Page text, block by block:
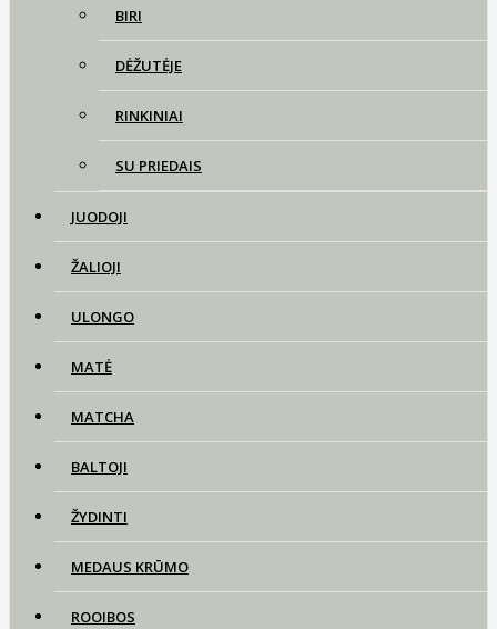
BIRI
DĖŽUTĖJE
RINKINIAI
SU PRIEDAIS
JUODOJI
ŽALIOJI
ULONGO
MATĖ
MATCHA
BALTOJI
ŽYDINTI
MEDAUS KRŪMO
ROOIBOS